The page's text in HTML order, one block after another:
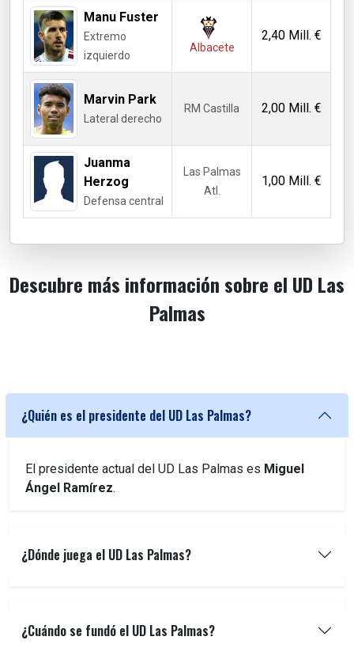
Manu Fuster
Extremo
izquierdo
Albacete
2,40 Mill. €
Marvin Park
Lateral derecho
RM Castilla 2,00 Mill. €
Juanma
Herzog
Defensa central
Las Palmas
Atl.
1,00 Mill. €
Descubre más información sobre el UD Las
Palmas
¿Quién es el presidente del UD Las Palmas?
El presidente actual del UD Las Palmas es Miguel
Ángel Ramírez.
¿Dónde juega el UD Las Palmas?
¿Cuándo se fundó el UD Las Palmas?